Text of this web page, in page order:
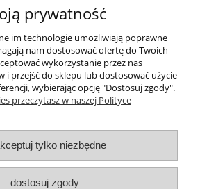
do koszyka
prywatność
im technologie umożliwiają poprawne
nam dostosować ofertę do Twoich
wykorzystanie przez nas
i przejść do sklepu lub dostosować użycie
wybierając opcję "Dostosuj zgody".
przeczytasz w naszej Polityce
tylko niezbędne
dostosuj zgody